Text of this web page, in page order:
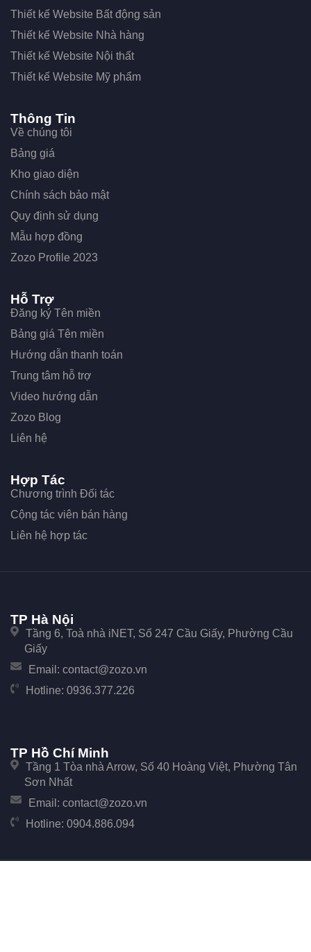
Thiết kế Website Bất động sản
Thiết kế Website Nhà hàng
Thiết kế Website Nội thất
Thiết kế Website Mỹ phẩm
Thông Tin
Về chúng tôi
Bảng giá
Kho giao diện
Chính sách bảo mật
Quy định sử dụng
Mẫu hợp đồng
Zozo Profile 2023
Hỗ Trợ
Đăng ký Tên miền
Bảng giá Tên miền
Hướng dẫn thanh toán
Trung tâm hỗ trợ
Video hướng dẫn
Zozo Blog
Liên hệ
Hợp Tác
Chương trình Đối tác
Cộng tác viên bán hàng
Liên hệ hợp tác
TP Hà Nội
Tầng 6, Toà nhà iNET, Số 247 Cầu Giấy, Phường Cầu
Giấy
Email: contact@zozo.vn
Hotline: 0936.377.226
TP Hồ Chí Minh
Tầng 1 Tòa nhà Arrow, Số 40 Hoàng Việt, Phường Tân
Sơn Nhất
Email: contact@zozo.vn
Hotline: 0904.886.094